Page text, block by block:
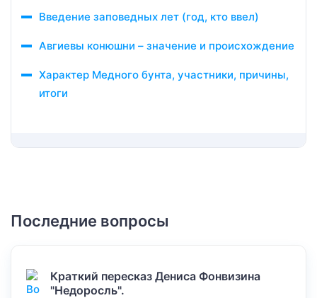
Введение заповедных лет (год, кто ввел)
Авгиевы конюшни – значение и происхождение
Характер Медного бунта, участники, причины,
итоги
Последние вопросы
Краткий пересказ Дениса Фонвизина
"Недоросль".